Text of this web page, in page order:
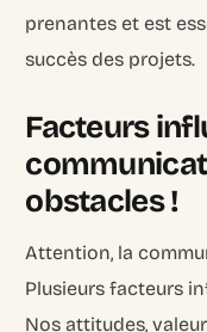
prenantes et est
succès des projets.
Facteurs
obstacles !
Attention, la
Plusieurs facteurs
Nos attitudes,